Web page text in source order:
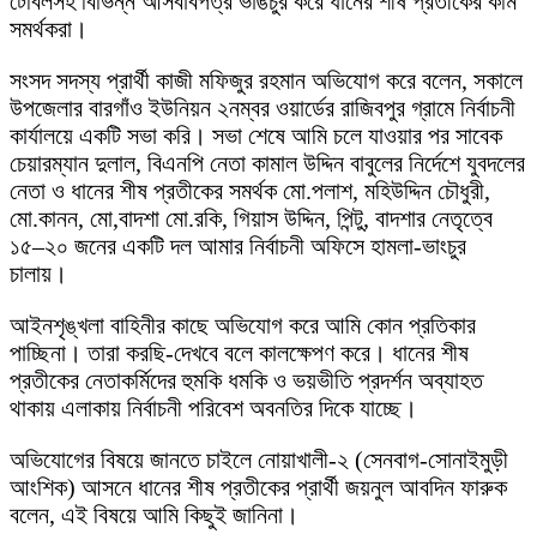
সমর্থকরা।
সংসদ সদস্য প্রার্থী কাজী মফিজুর রহমান অভিযোগ করে বলেন, সকালে
উপজেলার বারগাঁও ইউনিয়ন ২নম্বর ওয়ার্ডের রাজিবপুর গ্রামে নির্বাচনী
কার্যালয়ে একটি সভা করি। সভা শেষে আমি চলে যাওয়ার পর সাবেক
চেয়ারম্যান দুলাল, বিএনপি নেতা কামাল উদ্দিন বাবুলের নির্দেশে যুবদলের
নেতা ও ধানের শীষ প্রতীকের সমর্থক মো.পলাশ, মহিউদ্দিন চৌধুরী,
মো.কানন, মো,বাদশা মো.রকি, গিয়াস উদ্দিন, পিন্টু, বাদশার নেতৃত্বে
১৫–২০ জনের একটি দল আমার নির্বাচনী অফিসে হামলা-ভাংচুর
চালায়।
আইনশৃঙ্খলা বাহিনীর কাছে অভিযোগ করে আমি কোন প্রতিকার
পাচ্ছিনা। তারা করছি-দেখবে বলে কালক্ষেপণ করে। ধানের শীষ
প্রতীকের নেতাকর্মিদের হুমকি ধমকি ও ভয়ভীতি প্রদর্শন অব্যাহত
থাকায় এলাকায় নির্বাচনী পরিবেশ অবনতির দিকে যাচ্ছে।
অভিযোগের বিষয়ে জানতে চাইলে নোয়াখালী-২ (সেনবাগ-সোনাইমুড়ী
আংশিক) আসনে ধানের শীষ প্রতীকের প্রার্থী জয়নুল আবদিন ফারুক
বলেন, এই বিষয়ে আমি কিছুই জানিনা।